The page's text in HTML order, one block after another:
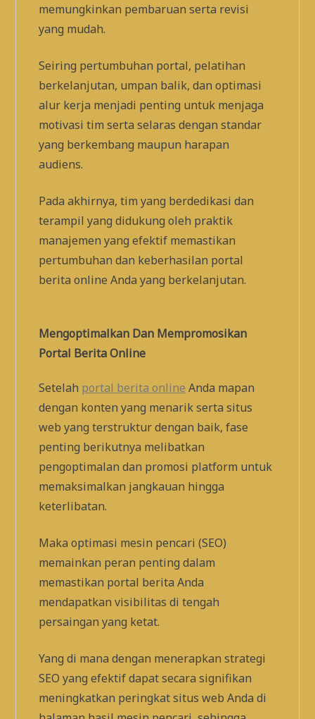
memungkinkan pembaruan serta revisi
yang mudah.
​​Seiring pertumbuhan portal, pelatihan
berkelanjutan, umpan balik, dan optimasi
alur kerja menjadi penting untuk menjaga
motivasi tim serta selaras dengan standar
yang berkembang maupun harapan
audiens.
Pada akhirnya, tim yang berdedikasi dan
terampil yang didukung oleh praktik
manajemen yang efektif memastikan
pertumbuhan dan keberhasilan portal
berita online Anda yang berkelanjutan.
Mengoptimalkan Dan Mempromosikan
Portal Berita Online
Setelah portal berita online Anda mapan
dengan konten yang menarik serta situs
web yang terstruktur dengan baik, fase
penting berikutnya melibatkan
pengoptimalan dan promosi platform untuk
memaksimalkan jangkauan hingga
keterlibatan.
Maka optimasi mesin pencari (SEO)
memainkan peran penting dalam
memastikan portal berita Anda
mendapatkan visibilitas di tengah
persaingan yang ketat.
Yang di mana dengan menerapkan strategi
SEO yang efektif dapat secara signifikan
meningkatkan peringkat situs web Anda di